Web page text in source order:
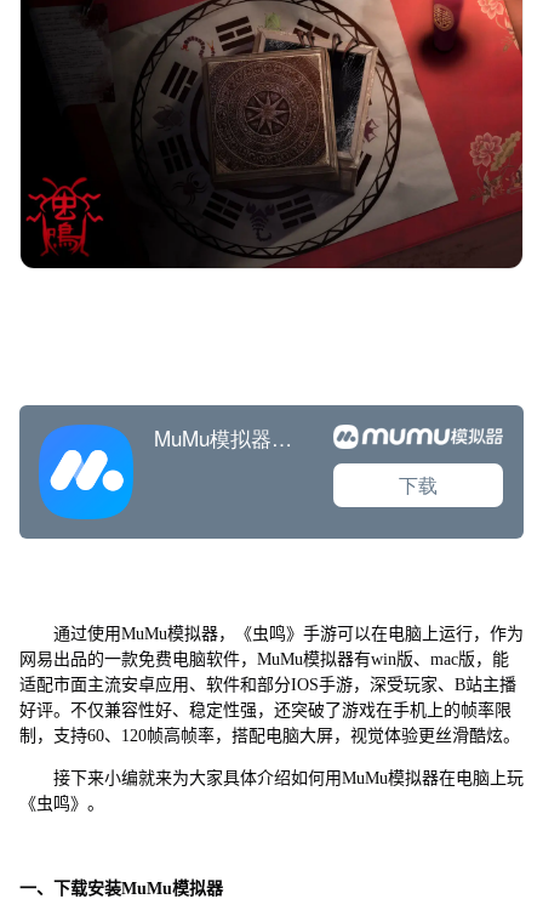
通过使用MuMu模拟器，《虫鸣》手游可以在电脑上运行，作为
网易出品的一款免费电脑软件，MuMu模拟器有win版、mac版，能
适配市面主流安卓应用、软件和部分IOS手游，深受玩家、B站主播
好评。不仅兼容性好、稳定性强，还突破了游戏在手机上的帧率限
制，支持60、120帧高帧率，搭配电脑大屏，视觉体验更丝滑酷炫。
接下来小编就来为大家具体介绍如何用MuMu模拟器在电脑上玩
《虫鸣》。
一、下载安装MuMu模拟器